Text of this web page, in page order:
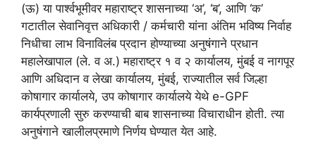
(ऊ) या पार्श्वभूमीवर महाराष्ट्र शासनाच्या ‘अ’, ‘ब’, आणि ‘क’
गटातील सेवानिवृत्त अधिकारी / कर्मचारी यांना अंतिम भविष्य निर्वाह
निधीचा लाभ विनाविलंब प्रदान होण्याच्या अनुषंगाने प्रधान
महालेखापाल (ले. व अ.) महाराष्ट्र १ व २ कार्यालय, मुंबई व नागपूर
आणि अधिदान व लेखा कार्यालय, मुंबई, राज्यातील सर्व जिल्हा
कोषागार कार्यालये, उप कोषागार कार्यालये येथे e-GPF
कार्यप्रणाली सुरु करण्याची बाब शासनाच्या विचाराधीन होती. त्या
अनुषंगाने खालीलप्रमाणे निर्णय घेण्यात येत आहे.